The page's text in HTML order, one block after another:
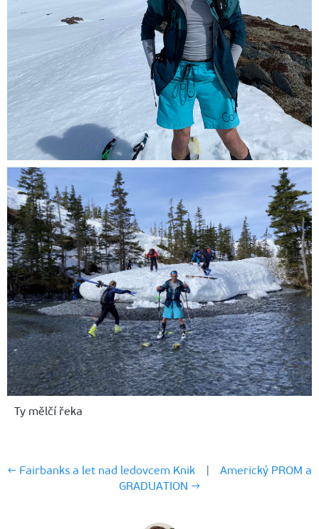
Ty mělčí řeka
← Fairbanks a let nad ledovcem Knik |
Americký PROM a
GRADUATION →